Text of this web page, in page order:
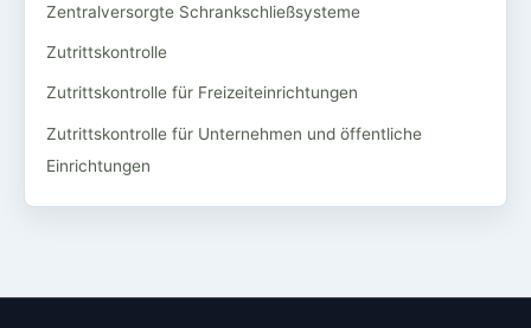
Zentralversorgte Schrankschließsysteme
Zutrittskontrolle
Zutrittskontrolle für Freizeiteinrichtungen
Zutrittskontrolle für Unternehmen und öffentliche
Einrichtungen